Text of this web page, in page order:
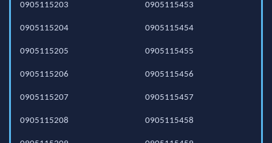
0905115203
0905115204
0905115205
0905115206
0905115207
0905115208
0905115453
0905115454
0905115455
0905115456
0905115457
0905115458